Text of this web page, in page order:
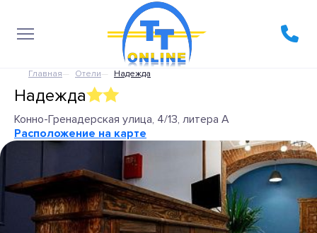
Главная Отели Надежда
Надежда
Конно-Гренадерская улица, 4/13, литера А
Расположение на карте